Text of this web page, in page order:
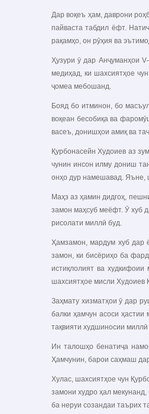
Дар воқеъ ҳам, даврони
пайваста табдил ёфт.
рақамҳо, он рӯҳия ва
Ҳузури ӯ дар Анҷуманҳои
медиҳад, ки шахсиятҳое
ҷомеа мебошанд.
Бояд бо итминон, бо
воқеан бесобиқа ва
васеъ, донишҳои амиқ ва
Қурбонасейн Худоиев аз
чунин инсон илму дониш
онҳо дур намешавад. Яъне,
Маҳз аз ҳамин дидгоҳ,
замон маҳсуб меёфт. Ӯ хуб
рисолати миллӣ буд.
Ҳамзамон, мардум хуб дар
замон, ки бисёриҳо ба
истиқлолият ва
шахсиятҳое мисли Худоиев
Заҳмату хизматҳои ӯ дар
балки ҳамчун асоси
тақвияти худшиносии
Ин талошҳо бенатиҷа
Ҳамчунин, барои саҳмаш
Хулас, шахсиятҳое чун
замони худро ҳал
ба неруи созандаи таърих